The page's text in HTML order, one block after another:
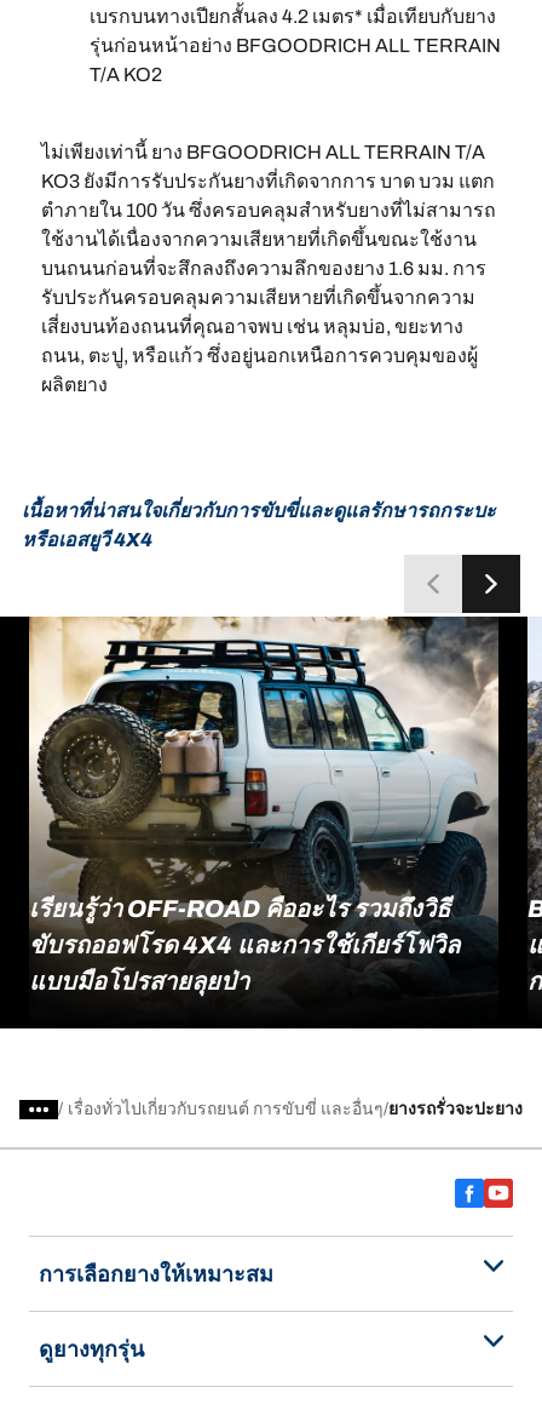
เบรกบนทางเปียกสั้นลง 4.2 เมตร* เมื่อเทียบกับยาง
รุ่นก่อนหน้าอย่าง BFGOODRICH ALL TERRAIN
T/A KO2
ไม่เพียงเท่านี้ ยาง BFGOODRICH ALL TERRAIN T/A
KO3 ยังมีการรับประกันยางที่เกิดจากการ บาด บวม แตก
ตำภายใน 100 วัน ซึ่งครอบคลุมสำหรับยางที่ไม่สามารถ
ใช้งานได้เนื่องจากความเสียหายที่เกิดขึ้นขณะใช้งาน
บนถนนก่อนที่จะสึกลงถึงความลึกของยาง 1.6 มม. การ
รับประกันครอบคลุมความเสียหายที่เกิดขึ้นจากความ
เสี่ยงบนท้องถนนที่คุณอาจพบ เช่น หลุมบ่อ, ขยะทาง
ถนน, ตะปู, หรือแก้ว ซึ่งอยู่นอกเหนือการควบคุมของผู้
ผลิตยาง
เนื้อหาที่น่าสนใจเกี่ยวกับการขับขี่และดูแลรักษารถกระบะ
หรือเอสยูวี 4X4
เรียนรู้ว่า OFF-ROAD คืออะไร รวมถึงวิธี
ขับรถออฟโรด 4X4 และการใช้เกียร์โฟวิล
แบบมือโปรสายลุยป่า
/ เรื่องทั่วไปเกี่ยวกับรถยนต์ การขับขี่ และอื่นๆ ยางรถรั่วจะปะยาง
การเลือกยางให้เหมาะสม
ดูยางทุกรุ่น